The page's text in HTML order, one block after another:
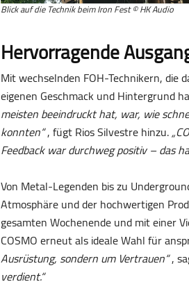
Blick auf die Technik beim Iron Fest © HK Audio
Hervorragende
Mit wechselnden FOH-Technikern, die
eigenen Geschmack und Hintergrund
meisten beeindruckt hat, war, wie
konnten“, fügt Rios Silvestre hinzu.
Feedback war durchweg positiv – das
Von Metal-Legenden bis zu
Atmosphäre und der hochwertigen
gesamten Wochenende und mit einer
COSMO erneut als ideale Wahl für
Ausrüstung, sondern um Vertrauen“,
verdient.“